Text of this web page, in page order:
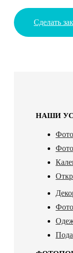
Сделать
НАШИ